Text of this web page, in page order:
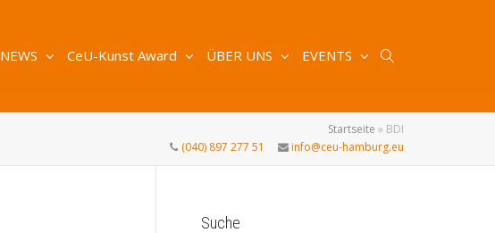
NEWS CeU-Kunst Award ÜBER UNS EVENTS
Startseite » BDI
(040) 897 277 51
info@ceu-hamburg.eu
Suche